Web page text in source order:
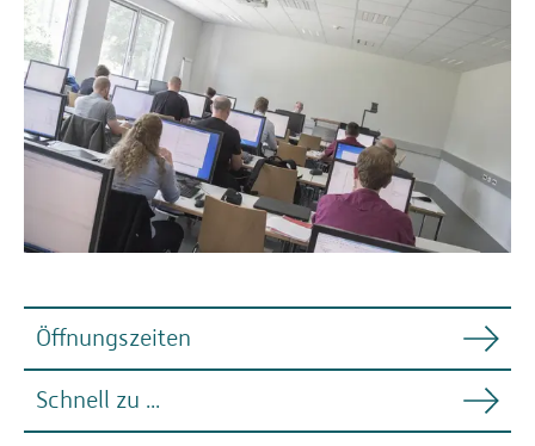
Öffnungszeiten
Nachfolgend die Öffnungszeiten der RZ-Räume.
Schnell zu ...